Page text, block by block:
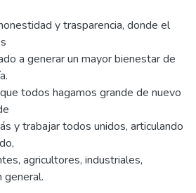
y trasparencia, donde el
a generar un mayor bienestar de
todos hagamos grande de nuevo
y trabajar todos unidos, articulando
agricultores, industriales,
general.